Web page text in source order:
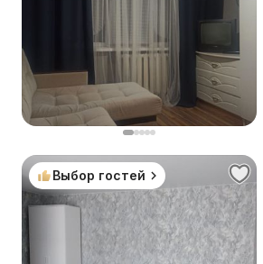
Выбор гостей